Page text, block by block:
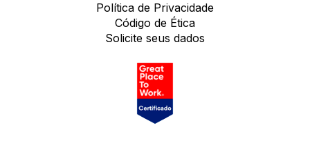
Política de Privacidade
Código de Ética
Solicite seus dados